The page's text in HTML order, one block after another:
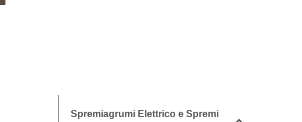
Spremiagrumi Elettrico e Spremi